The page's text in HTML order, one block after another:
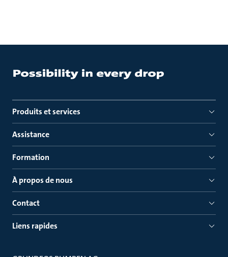
Produits et services
Assistance
Formation
À propos de nous
Contact
Liens rapides